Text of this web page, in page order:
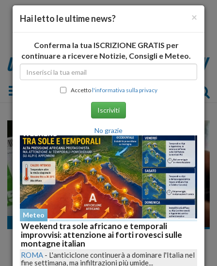
Toggle navigation
Cronaca
Istat: al via censimento imprese, istituzioni
e no profit
×
Hai letto le ultime news?
Conferma la tua ISCRIZIONE GRATIS per
continuare a ricevere Notizie, Consigli e Meteo.
Accettol'informativa sulla privacy
Iscriviti
No grazie
Meteo
Weekend tra sole africano e temporali
improvvisi: attenzione ai forti rovesci sulle
montagne italian
ROMA - L'anticiclone continuerà a dominare l'Italia nel
fine settimana, ma infiltrazioni più umide...